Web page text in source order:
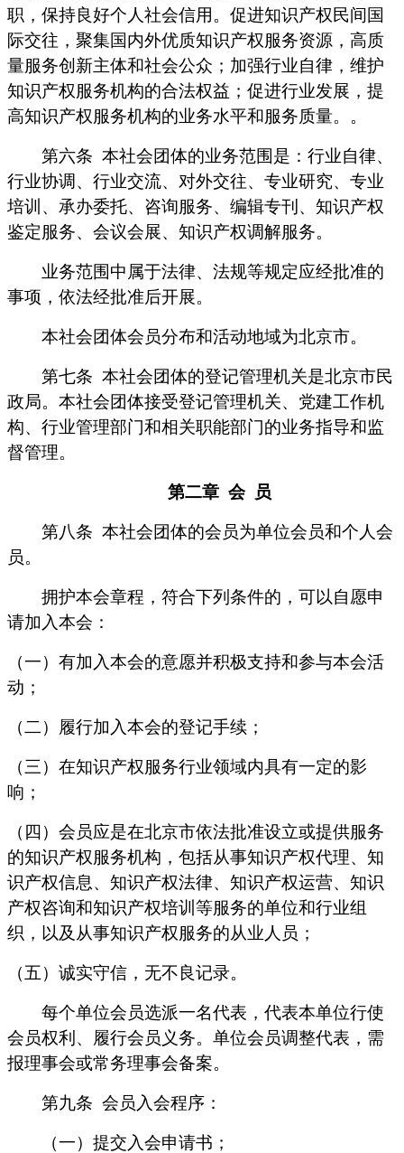
职，保持良好个人社会信用。促进知识产权民间国
际交往，聚集国内外优质知识产权服务资源，高质
量服务创新主体和社会公众；加强行业自律，维护
知识产权服务机构的合法权益；促进行业发展，提
高知识产权服务机构的业务水平和服务质量。。
第六条 本社会团体的业务范围是：行业自律、
行业协调、行业交流、对外交往、专业研究、专业
培训、承办委托、咨询服务、编辑专刊、知识产权
鉴定服务、会议会展、知识产权调解服务。
业务范围中属于法律、法规等规定应经批准的
事项，依法经批准后开展。
本社会团体会员分布和活动地域为北京市。
第七条 本社会团体的登记管理机关是北京市民
政局。本社会团体接受登记管理机关、党建工作机
构、行业管理部门和相关职能部门的业务指导和监
督管理。
第二章 会 员
第八条 本社会团体的会员为单位会员和个人会
员。
拥护本会章程，符合下列条件的，可以自愿申
请加入本会：
（一）有加入本会的意愿并积极支持和参与本会活
动；
（二）履行加入本会的登记手续；
（三）在知识产权服务行业领域内具有一定的影
响；
（四）会员应是在北京市依法批准设立或提供服务
的知识产权服务机构，包括从事知识产权代理、知
识产权信息、知识产权法律、知识产权运营、知识
产权咨询和知识产权培训等服务的单位和行业组
织，以及从事知识产权服务的从业人员；
（五）诚实守信，无不良记录。
每个单位会员选派一名代表，代表本单位行使
会员权利、履行会员义务。单位会员调整代表，需
报理事会或常务理事会备案。
第九条 会员入会程序：
（一）提交入会申请书；